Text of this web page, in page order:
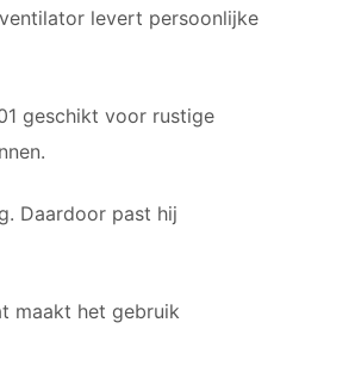
levert persoonlijke
geschikt voor rustige
Daardoor past hij
maakt het gebruik